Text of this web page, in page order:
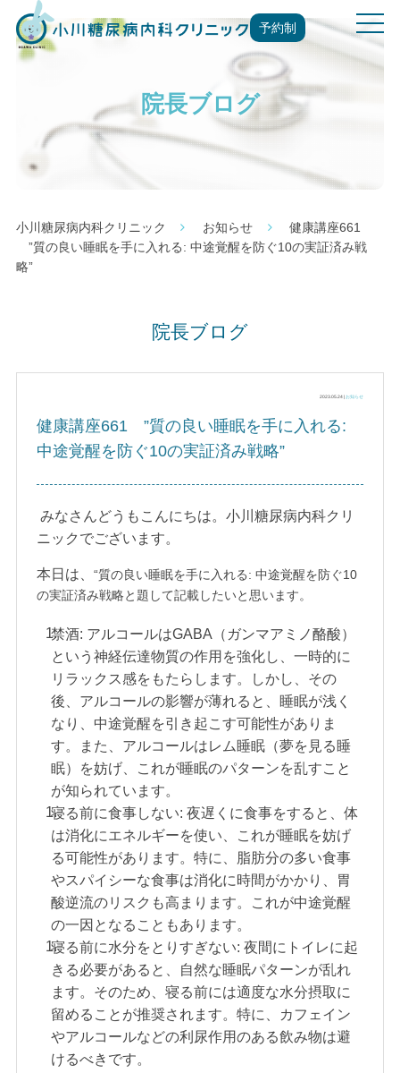
予約制
t
o
g
a
院長ブログ
小川糖尿病内科クリニック お知らせ
健康講座661
”質の良い睡眠を手に入れる: 中途覚醒を防ぐ10の実証済み戦
略”
院長ブログ
2023.05.24 |お知らせ
健康講座661 ”質の良い睡眠を手に入れる:
中途覚醒を防ぐ10の実証済み戦略”
みなさんどうもこんにちは。小川糖尿病内科クリ
ニックでございます。
本日は、“質の良い睡眠を手に入れる: 中途覚醒を防ぐ10
の実証済み戦略と題して記載したいと思います。
禁酒: アルコールはGABA（ガンマアミノ酪酸）
という神経伝達物質の作用を強化し、一時的に
リラックス感をもたらします。しかし、その
後、アルコールの影響が薄れると、睡眠が浅く
なり、中途覚醒を引き起こす可能性がありま
す。また、アルコールはレム睡眠（夢を見る睡
眠）を妨げ、これが睡眠のパターンを乱すこと
が知られています。
寝る前に食事しない: 夜遅くに食事をすると、体
は消化にエネルギーを使い、これが睡眠を妨げ
る可能性があります。特に、脂肪分の多い食事
やスパイシーな食事は消化に時間がかかり、胃
酸逆流のリスクも高まります。これが中途覚醒
の一因となることもあります。
寝る前に水分をとりすぎない: 夜間にトイレに起
きる必要があると、自然な睡眠パターンが乱れ
ます。そのため、寝る前には適度な水分摂取に
留めることが推奨されます。特に、カフェイン
やアルコールなどの利尿作用のある飲み物は避
けるべきです。